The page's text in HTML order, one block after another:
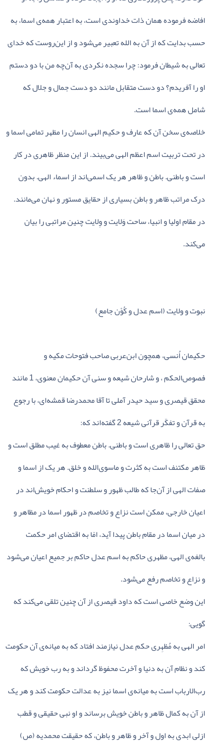
افاضه‌ فرموده‌ همان‌ ذات‌ خداوندی‌ است‌، به‌ اعتبار همه‌ی‌ اسما، به‌
حسب‌ بدایت‌ که‌ از آن‌ به‌ الله‌ تعبیر می‌شود و از این‌روست‌ که‌ خدای‌
تعالی‌ به‌ شیطان‌ فرمود: چرا سجده‌ نکردی‌ به‌ آن‌چه‌ من‌ با دو دستم‌
او را آفریدم‌؟ دو دست‌ متقابل‌ مانند دو دست‌ جمال‌ و جلال‌ که‌
شامل‌ همه‌ی‌ اسما است‌.
خلاصه‌ی‌ سخن‌ آن‌ که‌ عارف‌ و حکیم‌ الهی‌ انسان‌ را مظهر تمامی‌ اسما و
در تحت‌ تربیت‌ اسم‌ اعظم‌ الهی‌ می‌بیند. از این‌ منظر ظاهری‌ در کار
است‌ و باطنی‌. باطن‌ و ظاهر هر یک‌ اسمی‌اند از اسماء الهی‌. بدون‌
درک‌ مراتب‌ ظاهر و باطن‌ بسیاری‌ از حقایق‌ مستور و نهان‌ می‌مانند.
در مقام‌ اولیا و انبیا، ساحت‌ وَلایت‌ و وِلایت‌ چنین‌ مراتبی‌ را بیان‌
می‌کند.
نبوت‌ و ولایت‌ (اسم‌ عدل‌ و کُوْن‌ جامع‌)
حکیمان‌ اُنسی‌، همچون‌ ابن‌عربی‌ صاحب‌ فتوحات‌ مکیه‌ و
فصوص‌الحکم‌ ، و شارحان‌ شیعه‌ و سنی‌ آن‌ حکیمان‌ معنوی‌، 1 مانند
محقق‌ قیصری‌ و سید حیدر آملی‌ تا آقا محمدرضا قمشه‌ای‌، با رجوع‌
به‌ قرآن‌ و تفکّر قرآنی‌ شیعه‌ 2 گفته‌اند که‌:
حق‌ تعالی‌ را ظاهری‌ است‌ و باطنی‌. باطن‌ معطوف‌ به‌ غیب‌ مطلق‌ است‌ و
ظاهر مکتنف‌ است‌ به‌ کثرت‌ و ماسوی‌الله‌ و خلق‌. هر یک‌ از اسما و
صفات‌ الهی‌ از آن‌جا که‌ طالب‌ ظهور و سلطنت‌ و احکام‌ خویش‌اند در
اعیان‌ خارجی‌، ممکن‌ است‌ نزاع‌ و تخاصم‌ در ظهور اسما در مظاهر و
در میان‌ اسما در مقام‌ باطن‌ پیدا آید، امّا به‌ اقتضای‌ امر حکمت‌
بالغه‌ی‌ الهی‌، مظهری‌ حاکم‌ به‌ اسم‌ عدل‌ حاکم‌ بر جمیع‌ اعیان‌ می‌شود
و نزاع‌ و تخاصم‌ رفع‌ می‌شود.
این‌ وضع‌ خاصی‌ است‌ که‌ داود قیصری‌ از آن‌ چنین‌ تلقی‌ می‌کند که‌
گویی‌:
امر الهی‌ به‌ مُظهِری‌ حکم‌ عدل‌ نیازمند افتاد که‌ به‌ میانه‌ی‌ آن‌ حکومت‌
کند و نظام‌ آن‌ به‌ دنیا و آخرت‌ محفوظ‌ گرداند و به‌ رب‌ خویش‌ که‌
رب‌الارباب‌ است‌ به‌ میانه‌ی‌ اسما نیز به‌ عدالت‌ حکومت‌ کند و هر یک‌
از آن‌ به‌ کمال‌ ظاهر و باطن‌ خویش‌ برساند و او نبی‌ حقیقی‌ و قطب‌
ازلی‌ ابدی‌ به‌ اول‌ و آخر و ظاهر و باطن‌، که‌ حقیقت‌ محمدیه‌ (ص‌)